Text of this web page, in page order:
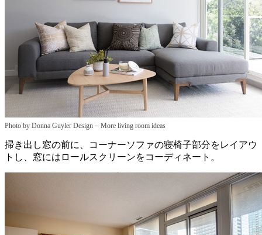
Photo by Donna Guyler Design – More living room ideas
掃き出し窓の前に、コーナーソファの寝椅子部分をレイアウ
トし、窓にはロールスクリーンをコーディネート。